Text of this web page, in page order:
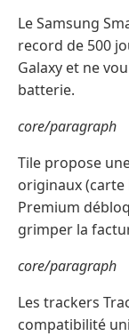
Le Samsung
record de 500
Galaxy et ne
batterie.
core/paragraph
Tile propose
originaux
Premium
grimper la
core/paragraph
Les trackers
compatibilité